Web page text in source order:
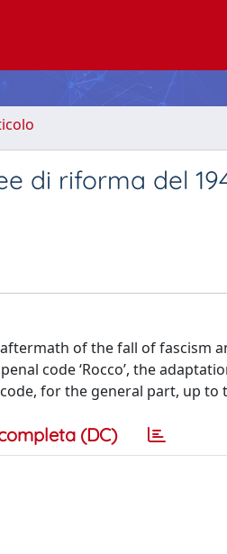
di riforma del
of the fall of fascism
code ‘Rocco’, the
for the general part, up to
(DC)